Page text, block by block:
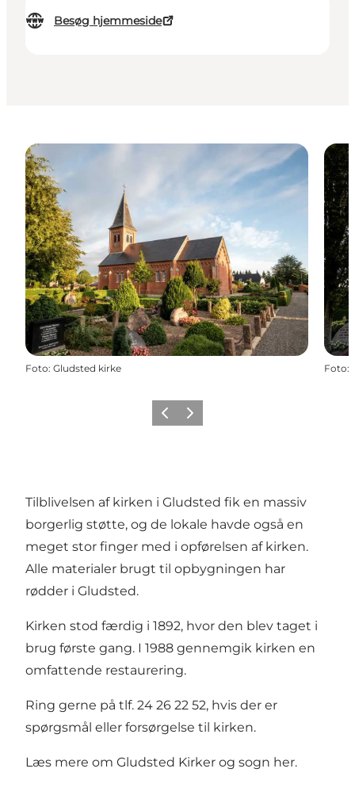
Besøg hjemmeside
Foto: Gludsted kirke Foto:
ForrigeNæste
Tilblivelsen af kirken i Gludsted fik en massiv
borgerlig støtte, og de lokale havde også en
meget stor finger med i opførelsen af kirken.
Alle materialer brugt til opbygningen har
rødder i Gludsted.
Kirken stod færdig i 1892, hvor den blev taget i
brug første gang. I 1988 gennemgik kirken en
omfattende restaurering.
Ring gerne på tlf. 24 26 22 52, hvis der er
spørgsmål eller forsørgelse til kirken.
Læs mere om Gludsted Kirker og sogn her.